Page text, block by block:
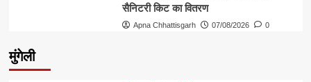
सैनिटरी किट का वितरण
Apna Chhattisgarh 07/08/2026 0
मुंगेली